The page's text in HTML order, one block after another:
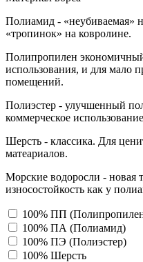
Полиамид - «неубиваемая»
«тропинок» на ковролине.
Полипропилен
использования, и для мало
помещений.
Полиэстер - улучшенный
коммерческое
Шерсть - классика. Для
матеариалов.
Морские водоросли - новая
износостойкость как у
100% ПП
100% ПА (Полиамид)
100% ПЭ (Полиэстер)
100% Шерсть